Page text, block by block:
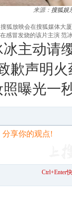
来源： 搜狐娱
狐放映会在搜狐媒体
感冒发烧的该片主演 范
主动请
歉声明
曝光一
Ctrl+Enter